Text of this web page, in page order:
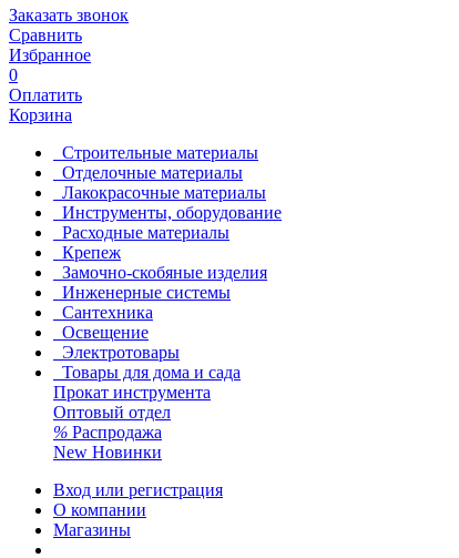
Заказать звонок
Сравнить
Избранное
0
Оплатить
Корзина
Строительные материалы
Отделочные материалы
Лакокрасочные материалы
Инструменты, оборудование
Расходные материалы
Крепеж
Замочно-скобяные изделия
Инженерные системы
Сантехника
Освещение
Электротовары
Товары для дома и сада
Прокат инструмента
Оптовый отдел
% Распродажа
New Новинки
Вход или регистрация
О компании
Магазины